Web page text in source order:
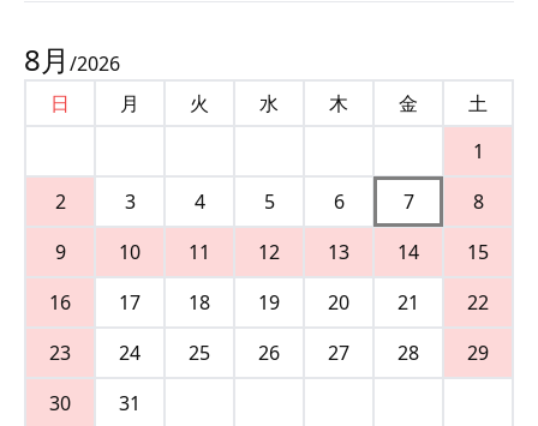
8月 /2026
日
月 火 水 木 金
土
1
2
3 4 5 6 7
8
9
10 11 12 13 14
15
16
17 18 19 20 21
22
23
24 25 26 27 28
29
30
31